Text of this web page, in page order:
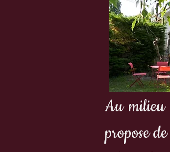
Au milieu
propose